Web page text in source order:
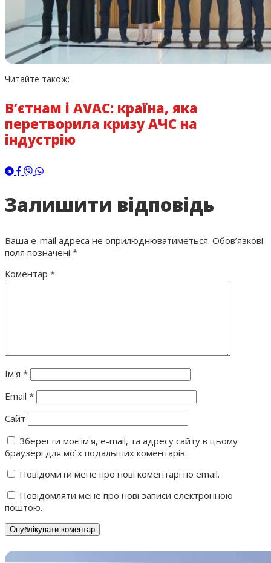
Читайте також:
В’єтнам і AVAC: країна, яка
перетворила кризу АЧС на
індустрію
Залишити відповідь
Ваша e-mail адреса не оприлюднюватиметься. Обов’язкові
поля позначені *
Коментар *
Ім'я *
Email *
Сайт
Зберегти моє ім'я, e-mail, та адресу сайту в цьому
браузері для моїх подальших коментарів.
Повідомити мене про нові коментарі по email.
Повідомляти мене про нові записи електронною
поштою.